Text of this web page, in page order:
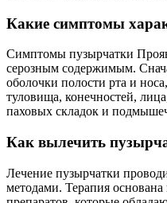
Какие симптомы
Симптомы пузырчатки
серозным содержимым.
оболочки полости рта и
туловища, конечностей,
паховых складок и
Как вылечить
Лечение пузырчатки
методами. Терапия